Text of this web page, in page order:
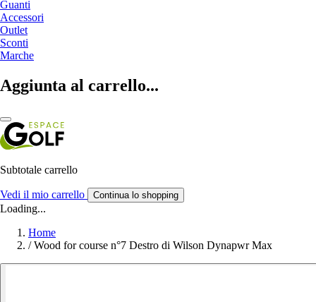
Guanti
Accessori
Outlet
Sconti
Marche
Aggiunta al carrello...
Subtotale carrello
Vedi il mio carrello Continua lo shopping
Loading...
Home
/ Wood for course n°7 Destro di Wilson Dynapwr Max